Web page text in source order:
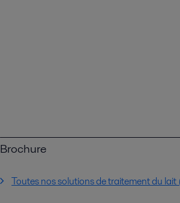
Brochure
Toutes nos solutions de traitement du lait